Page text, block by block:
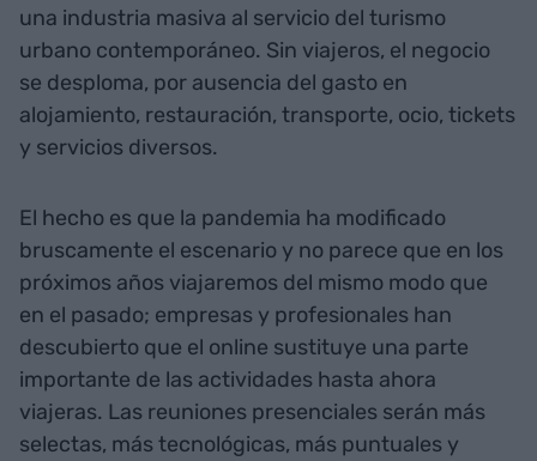
una industria masiva al servicio del turismo
urbano contemporáneo. Sin viajeros, el negocio
se desploma, por ausencia del gasto en
alojamiento, restauración, transporte, ocio, tickets
y servicios diversos.
El hecho es que la pandemia ha modificado
bruscamente el escenario y no parece que en los
próximos años viajaremos del mismo modo que
en el pasado; empresas y profesionales han
descubierto que el online sustituye una parte
importante de las actividades hasta ahora
viajeras. Las reuniones presenciales serán más
selectas, más tecnológicas, más puntuales y